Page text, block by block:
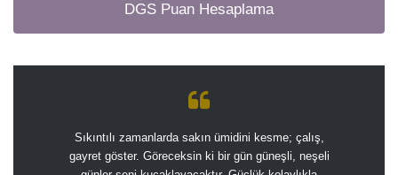
DGS Puan Hesaplama
Sıkıntılı zamanlarda sakın ümidini kesme; çalış,
gayret göster. Göreceksin ki bir gün güneşli, neşeli